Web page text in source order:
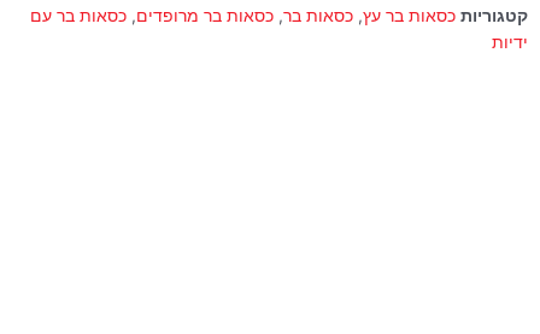
קטגוריות כסאות בר עץ, כסאות בר, כסאות בר מרופדים, כסאות בר עם
ידיות